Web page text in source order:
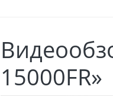
15000FR»